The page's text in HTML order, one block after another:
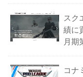
スク
績に
月期
コナ